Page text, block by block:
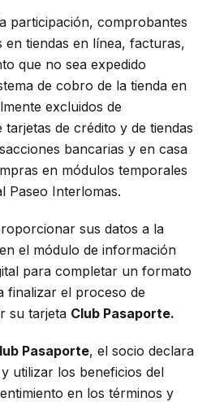
participación, comprobantes
en tiendas en línea, facturas,
que no sea expedido
de cobro de la tienda en
excluidos de
de crédito y de tiendas
bancarias y en casa
en módulos temporales
Paseo Interlomas.
sus datos a la
el módulo de información
para completar un formato
finalizar el proceso de
su tarjeta Club Pasaporte.
Pasaporte, el socio declara
utilizar los beneficios del
en los términos y